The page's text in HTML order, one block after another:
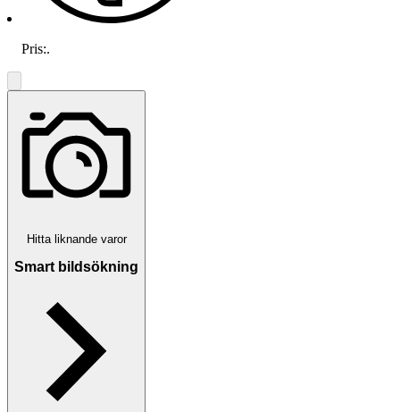
Pris:.
Hitta liknande varor
Smart bildsökning